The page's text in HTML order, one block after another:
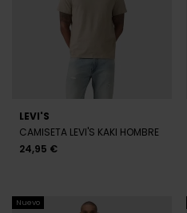
LEVI'S
CAMISETA LEVI'S KAKI HOMBRE
24,95 €
Nuevo